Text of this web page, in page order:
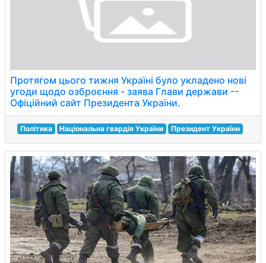
Протягом цього тижня Україні було укладено нові
угоди щодо озброєння - заява Глави держави --
Офіційний сайт Президента України.
Політика Національна гвардія України Президент України